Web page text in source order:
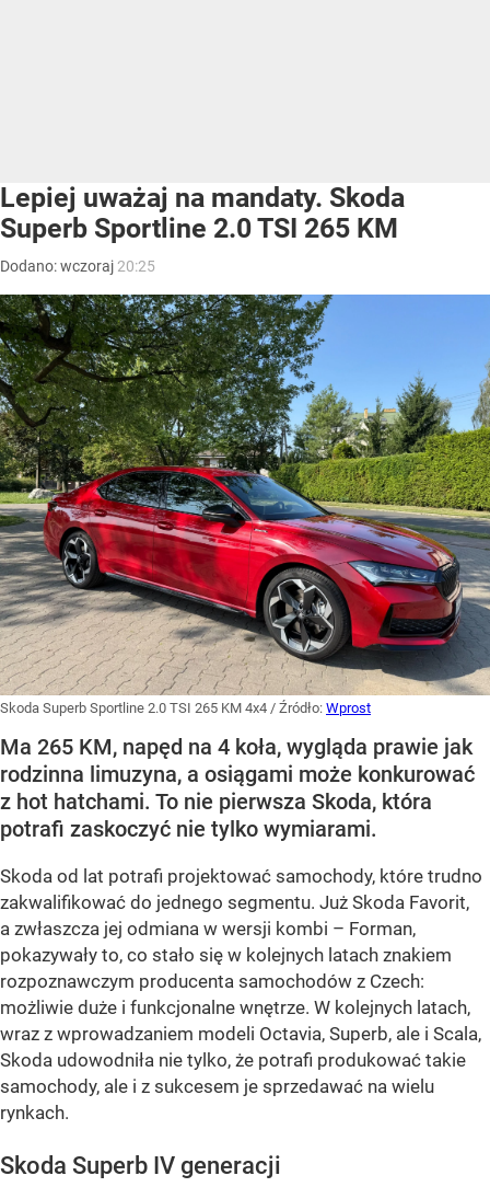
Lepiej uważaj na mandaty. Skoda
Superb Sportline 2.0 TSI 265 KM
Dodano:wczoraj 20:25
Skoda Superb Sportline 2.0 TSI 265 KM 4x4 / Źródło: Wprost
Ma 265 KM, napęd na 4 koła, wygląda prawie jak
rodzinna limuzyna, a osiągami może konkurować
z hot hatchami. To nie pierwsza Skoda, która
potrafi zaskoczyć nie tylko wymiarami.
Skoda od lat potrafi projektować samochody, które trudno
zakwalifikować do jednego segmentu. Już Skoda Favorit,
a zwłaszcza jej odmiana w wersji kombi – Forman,
pokazywały to, co stało się w kolejnych latach znakiem
rozpoznawczym producenta samochodów z Czech:
możliwie duże i funkcjonalne wnętrze. W kolejnych latach,
wraz z wprowadzaniem modeli Octavia, Superb, ale i Scala,
Skoda udowodniła nie tylko, że potrafi produkować takie
samochody, ale i z sukcesem je sprzedawać na wielu
rynkach.
Skoda Superb IV generacji